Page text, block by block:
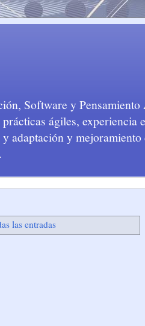
Software y
ágiles,
y
las entradas